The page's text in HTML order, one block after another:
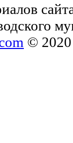
© 2020